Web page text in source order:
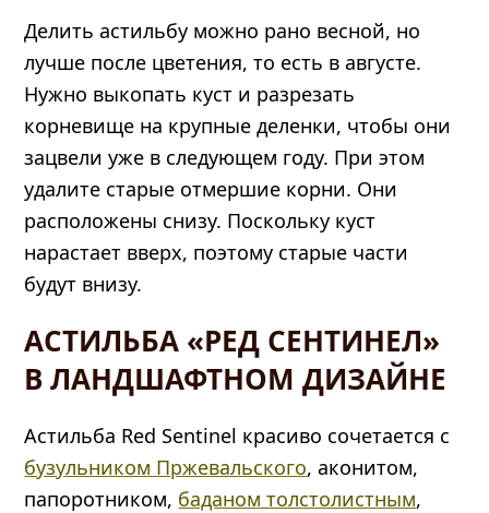
Делить астильбу можно рано весной, но
лучше после цветения, то есть в августе.
Нужно выкопать куст и разрезать
корневище на крупные деленки, чтобы они
зацвели уже в следующем году. При этом
удалите старые отмершие корни. Они
расположены снизу. Поскольку куст
нарастает вверх, поэтому старые части
будут внизу.
АСТИЛЬБА «РЕД СЕНТИНЕЛ»
В ЛАНДШАФТНОМ ДИЗАЙНЕ
Астильба Red Sentinel красиво сочетается с
бузульником Пржевальского, аконитом,
папоротником, баданом толстолистным,